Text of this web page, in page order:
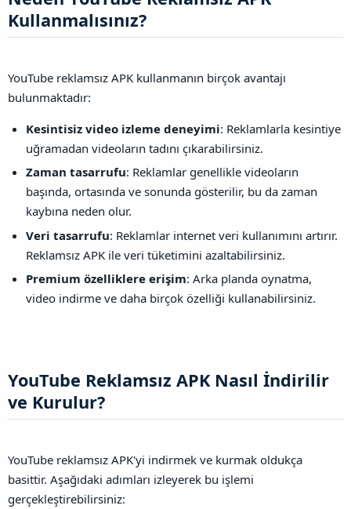
Kullanmalısınız?​
YouTube reklamsız APK kullanmanın birçok avantajı
bulunmaktadır:
Kesintisiz video izleme deneyimi: Reklamlarla kesintiye
uğramadan videoların tadını çıkarabilirsiniz.
Zaman tasarrufu: Reklamlar genellikle videoların
başında, ortasında ve sonunda gösterilir, bu da zaman
kaybına neden olur.
Veri tasarrufu: Reklamlar internet veri kullanımını artırır.
Reklamsız APK ile veri tüketimini azaltabilirsiniz.
Premium özelliklere erişim: Arka planda oynatma,
video indirme ve daha birçok özelliği kullanabilirsiniz.
YouTube Reklamsız APK Nasıl İndirilir
ve Kurulur?​
YouTube reklamsız APK'yi indirmek ve kurmak oldukça
basittir. Aşağıdaki adımları izleyerek bu işlemi
gerçekleştirebilirsiniz: